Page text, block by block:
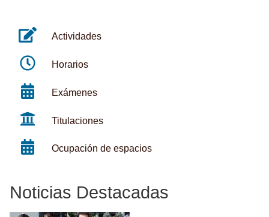
Actividades
Horarios
Exámenes
Titulaciones
Ocupación de espacios
Noticias Destacadas